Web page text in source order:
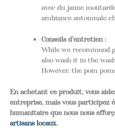
avec du jaune
ambiance automnale
Conseils d'entretien :
While we recommend
also wash it in the
However, the pom
En achetant ce produit, vous
entreprise, mais vous participez
humanitaire que nous nous
artisans locaux.